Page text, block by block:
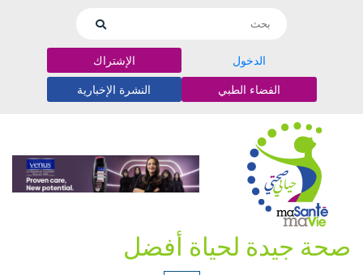
الدخول الإشتراك
الفضاء الطبي النشرة الإخبارية
صحة جيدة لحياة أفضل